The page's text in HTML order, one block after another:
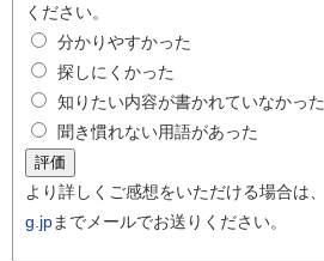
ください。
分かりやすかった
探しにくかった
知りたい内容が書かれていなかった
聞き慣れない用語があった
より詳しくご感想をいただける場合は、
g.jpまでメールでお送りください。